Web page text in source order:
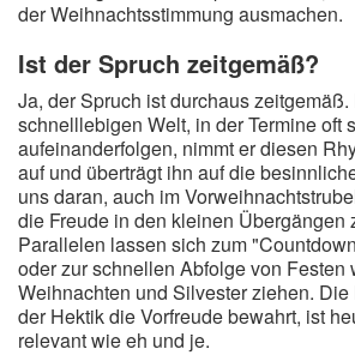
der Weihnachtsstimmung ausmachen.
Ist der Spruch zeitgemäß?
Ja, der Spruch ist durchaus zeitgemäß.
schnelllebigen Welt, in der Termine oft
aufeinanderfolgen, nimmt er diesen
auf und überträgt ihn auf die
uns daran, auch im
die Freude in den kleinen Übergängen
Parallelen lassen sich zum
oder zur schnellen Abfolge von Festen
Weihnachten und Silvester ziehen. Die
der Hektik die Vorfreude bewahrt, ist
relevant wie eh und je.